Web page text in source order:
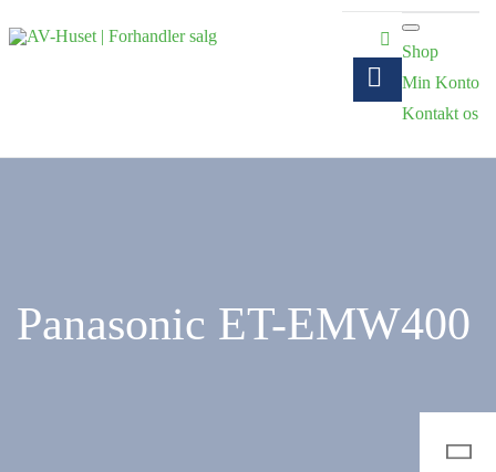
Shop
Min Konto
Kontakt os
Panasonic ET-EMW400